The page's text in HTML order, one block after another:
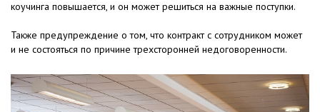
коучинга повышается, и он может решиться на важные поступки.
Также предупреждение о том, что контракт с сотрудником может
и не состояться по причине трехсторонней недоговоренности.